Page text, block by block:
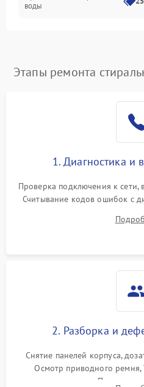
воды
Этапы ремонта
1. Диагностика и
Проверка подключения к сети,
Считывание кодов ошибок с
выявления посторонних шумов,
электронного
2. Разборка и
Снятие панелей корпуса,
Осмотр приводного ремня,
амортизаторов. Проверка